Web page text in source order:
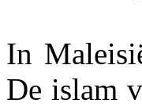
In
De islam